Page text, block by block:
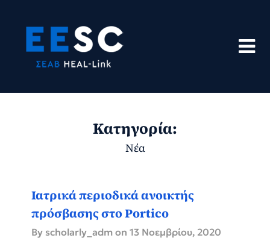
content
Κατηγορία:
Νέα
Ιατρικά περιοδικά ανοικτής
πρόσβασης στο Portico
By scholarly_adm on 13 Νοεμβρίου, 2020